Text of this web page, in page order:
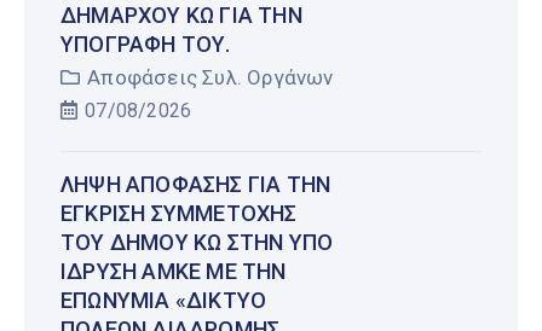
ΔΗΜΆΡΧΟΥ ΚΩ ΓΙΑ ΤΗΝ
ΥΠΟΓΡΑΦΉ ΤΟΥ.
Αποφάσεις Συλ. Οργάνων
07/08/2026
ΛΉΨΗ ΑΠΌΦΑΣΗΣ ΓΙΑ ΤΗΝ
ΈΓΚΡΙΣΗ ΣΥΜΜΕΤΟΧΉΣ
ΤΟΥ ΔΉΜΟΥ ΚΩ ΣΤΗΝ ΥΠΌ
ΊΔΡΥΣΗ ΑΜΚΕ ΜΕ ΤΗΝ
ΕΠΩΝΥΜΊΑ «ΔΊΚΤΥΟ